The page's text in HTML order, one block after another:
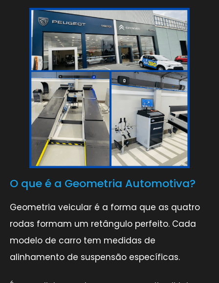
O que é a Geometria Automotiva?
Geometria veicular é a forma que as quatro
rodas formam um retângulo perfeito. Cada
modelo de carro tem medidas de
alinhamento de suspensão específicas.